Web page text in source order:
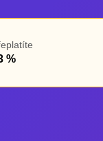
%